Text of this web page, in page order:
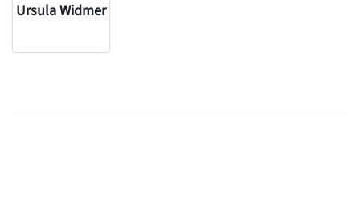
Ursula Widmer